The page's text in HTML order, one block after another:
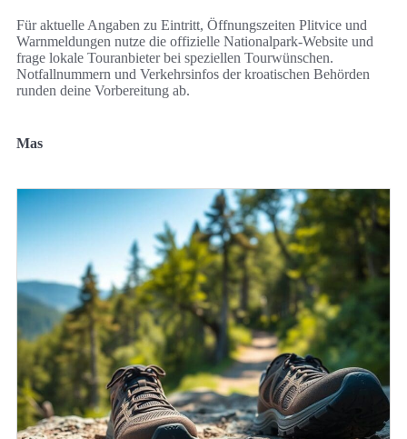
Für aktuelle Angaben zu Eintritt, Öffnungszeiten Plitvice und
Warnmeldungen nutze die offizielle Nationalpark-Website und
frage lokale Touranbieter bei speziellen Tourwünschen.
Notfallnummern und Verkehrsinfos der kroatischen Behörden
runden deine Vorbereitung ab.
Mas